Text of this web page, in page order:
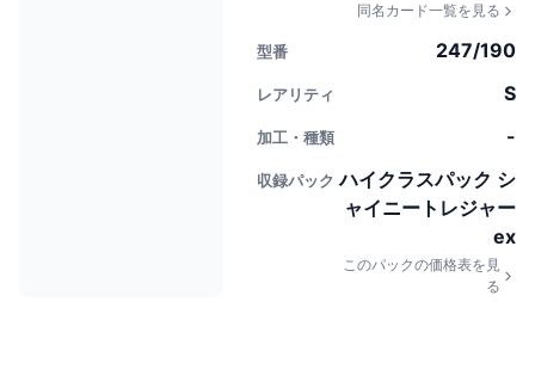
同名カード一覧を見る
型番 247/190
レアリティ S
加工・種類 -
収録パック ハイクラスパック シ
ャイニートレジャー
ex
このパックの価格表を見
る